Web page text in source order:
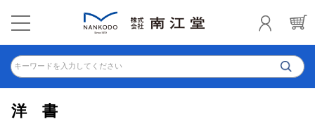
キーワードを入力してください
洋書